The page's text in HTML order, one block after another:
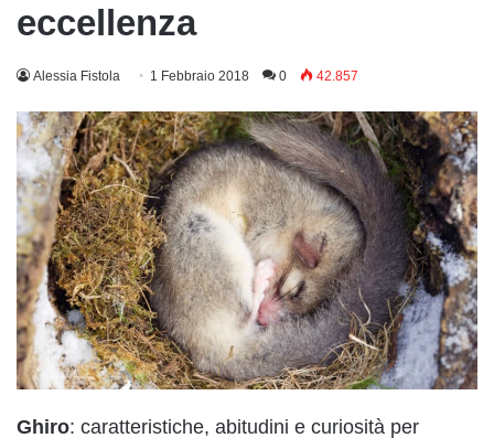
eccellenza
Alessia Fistola 1 Febbraio 2018 0 42.857
Ghiro: caratteristiche, abitudini e curiosità per